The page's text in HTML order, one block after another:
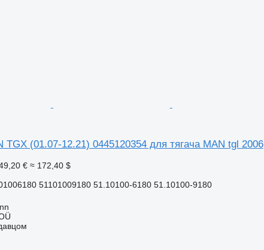
TGX (01.07-12.21) 0445120354 для тягача MAN tgl 2006
€ ≈ 172,40 $
51101009180 51.10100-6180 51.10100-9180